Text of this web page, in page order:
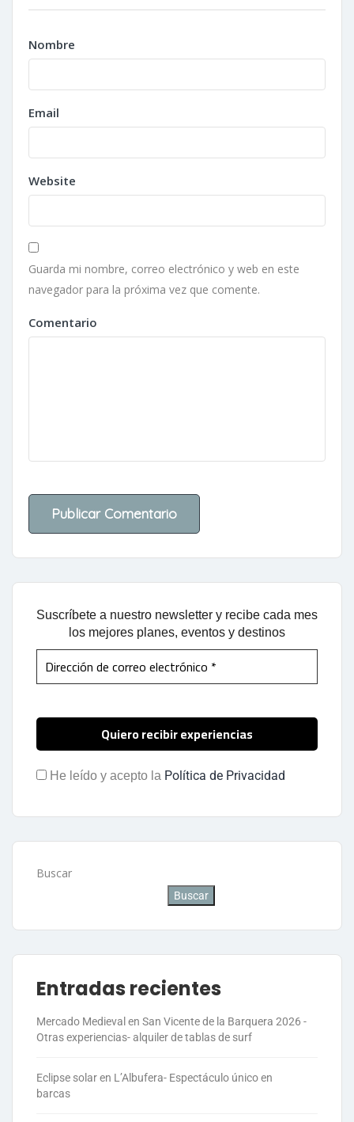
Nombre
Email
Website
Guarda mi nombre, correo electrónico y web en este
navegador para la próxima vez que comente.
Comentario
Suscríbete a nuestro newsletter y recibe cada mes
los mejores planes, eventos y destinos
He leído y acepto la Política de Privacidad
Buscar
Buscar
Entradas recientes
Mercado Medieval en San Vicente de la Barquera 2026 -
Otras experiencias- alquiler de tablas de surf
Eclipse solar en L’Albufera- Espectáculo único en
barcas